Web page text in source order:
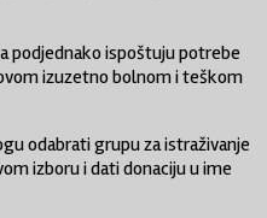
podjednako ispoštuju potrebe
izuzetno bolnom i teškom
odabrati grupu za istraživanje
izboru i dati donaciju u ime